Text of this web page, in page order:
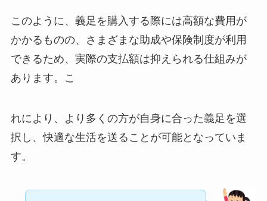
このように、義足を購入する際には高額な費用が
かかるものの、さまざまな助成や保険制度が利用
できるため、実際の支払額は抑えられる仕組みが
あります。こ
れにより、より多くの方が自身に合った義足を選
択し、快適な生活を送ることが可能となっていま
す。